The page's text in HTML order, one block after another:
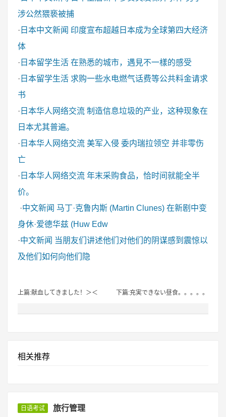
涉公然猥亵被捕
· 日本中文新闻 印度宣布超越日本成为全球第四大经济
体
· 日本留学生活 在熟悉的城市，遇見不一樣的感受
· 日本留学生活 求购一些水电燃气话费等公共料金请求
书
· 日本华人网络交流 制造信息垃圾的产业，这种现象在
日本尤其普遍。
· 日本华人网络交流 美军入侵 委内瑞拉领空 并非零伤
亡
· 日本华人网络交流 年末采购食品，恰时间就能全半
价。
·中文新闻 马丁·克鲁内斯 (Martin Clunes) 在新剧中变
身休·爱德华兹 (Huw Edw
·中文新闻 当朋友们讲述他们对他们的阴谋感到震惊以
及他们如何向他们隐
上篇:献血してきました！＞＜ 下篇:充実できない昼食。。。。。
相关推荐
日语考试 旅行管理